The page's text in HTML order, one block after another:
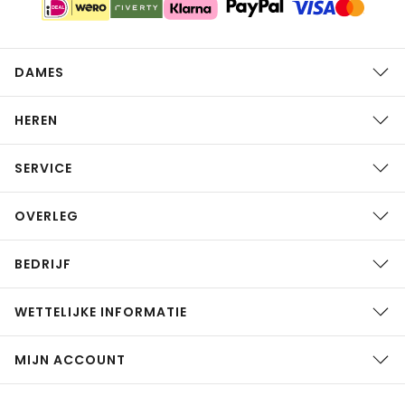
DAMES
HEREN
SERVICE
OVERLEG
BEDRIJF
WETTELIJKE INFORMATIE
MIJN ACCOUNT